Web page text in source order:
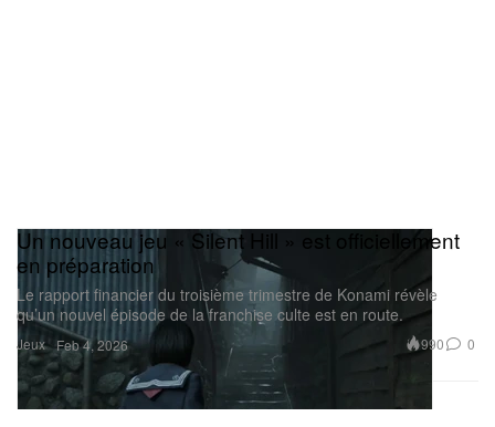
Jeux
Un nouveau jeu « Silent Hill » est officiellement
en préparation
Le rapport financier du troisième trimestre de Konami révèle
qu’un nouvel épisode de la franchise culte est en route.
Feb 4, 2026 990 0